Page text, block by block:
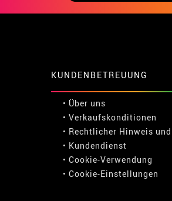
KUNDENBETREUUNG
• Über uns
• Verkaufskonditionen
• Rechtlicher Hinweis und
• Kundendienst
• Cookie-Verwendung
• Cookie-Einstellungen